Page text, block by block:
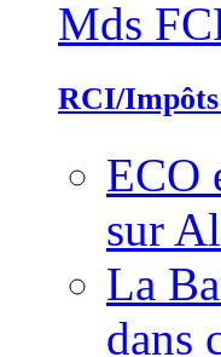
RCI/
ECO
sur
La
dans